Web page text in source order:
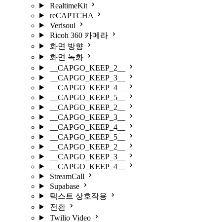
RealtimeKit
reCAPTCHA
Verisoul
Ricoh 360 카메라
화면 방향
화면 녹화
__CAPGO_KEEP_2__
__CAPGO_KEEP_3__
__CAPGO_KEEP_4__
__CAPGO_KEEP_5__
__CAPGO_KEEP_2__
__CAPGO_KEEP_3__
__CAPGO_KEEP_4__
__CAPGO_KEEP_5__
__CAPGO_KEEP_2__
__CAPGO_KEEP_3__
__CAPGO_KEEP_4__
StreamCall
Supabase
텍스트 상호작용
전환
Twilio Video